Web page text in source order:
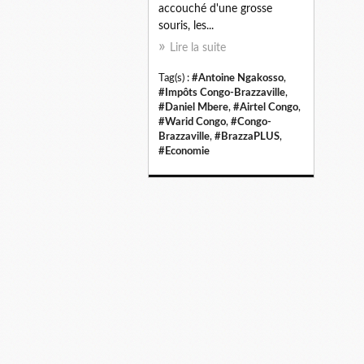
accouché d'une grosse
souris, les...
Lire la suite
Tag(s) : #Antoine Ngakosso,
#Impôts Congo-Brazzaville,
#Daniel Mbere, #Airtel Congo,
#Warid Congo, #Congo-
Brazzaville, #BrazzaPLUS,
#Economie